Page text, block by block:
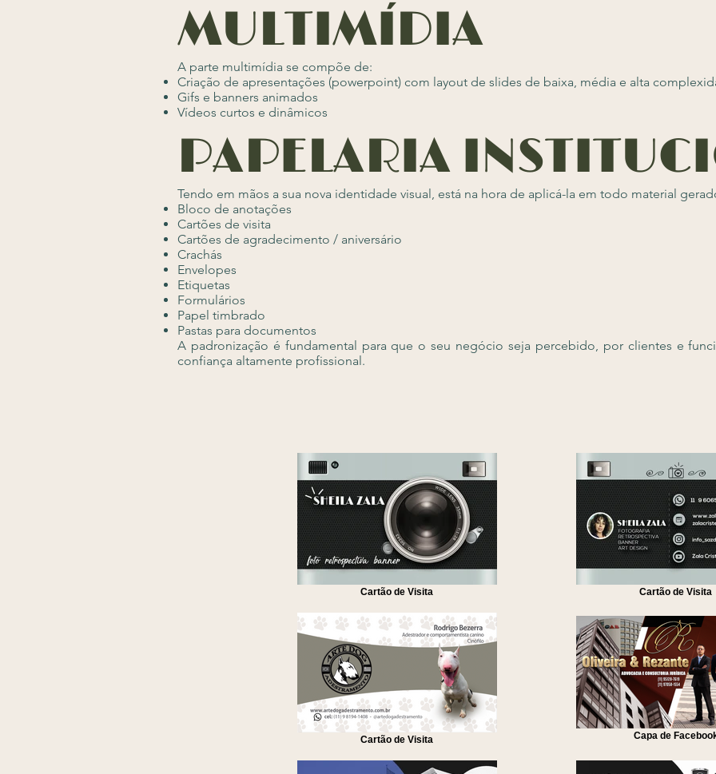
MULTIMÍDIA
A parte multimídia se compõe de:
Criação de apresentações (powerpoint) com layout de slides de baixa, média e alta
Gifs e banners animados
Vídeos curtos e dinâmicos
PAPELARIA
Tendo em mãos a sua nova identidade visual, está na hora de aplicá-la em todo material
Bloco de anotações
Cartões de visita
Cartões de agradecimento / aniversário
Crachás
Envelopes
Etiquetas
Formulários
Papel timbrado
Pastas para documentos
A padronização é fundamental para que o seu negócio seja percebido, por clientes e
confiança altamente profissional.
Cartão de Visita Cartão de Visita
Cartão de Visita Capa de